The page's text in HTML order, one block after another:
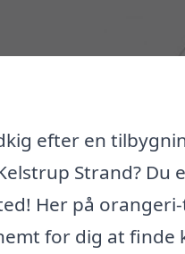
efter en
Strand? Du
Her på
for dig at finde